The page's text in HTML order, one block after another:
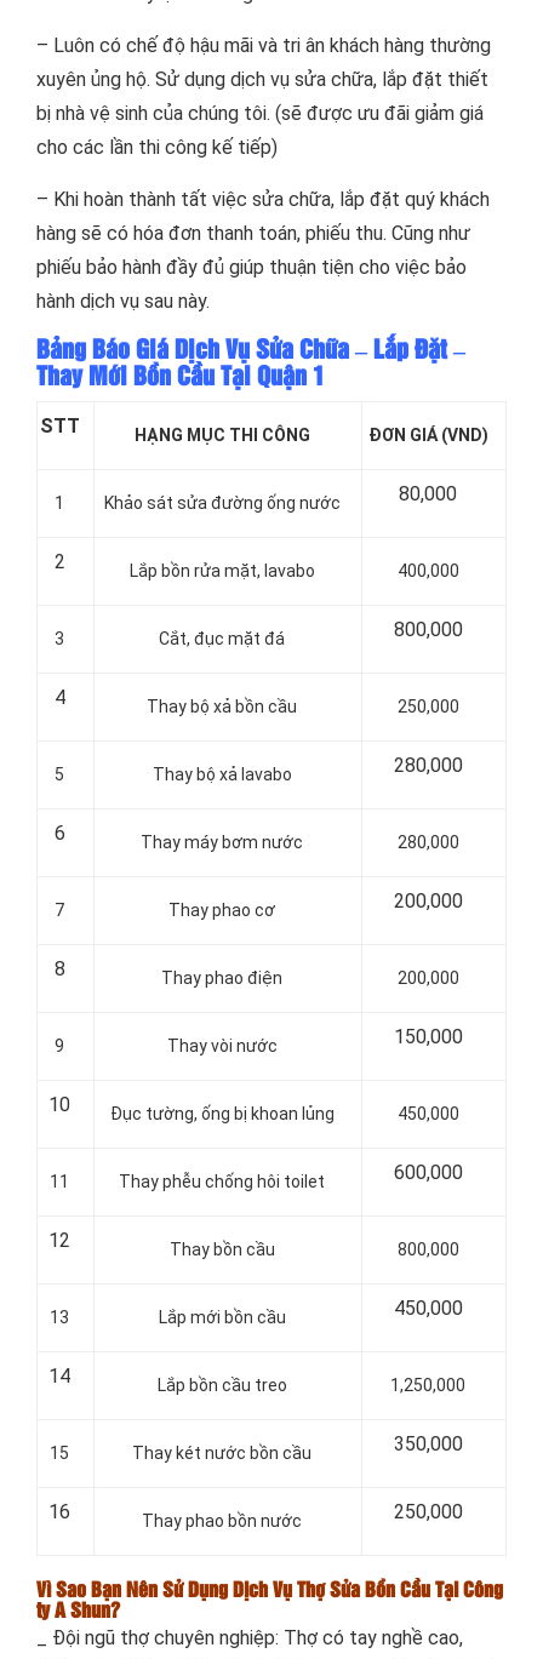
– Luôn có chế độ hậu mãi và tri ân khách hàng thường
xuyên ủng hộ. Sử dụng dịch vụ sửa chữa, lắp đặt thiết
bị nhà vệ sinh của chúng tôi. (sẽ được ưu đãi giảm giá
cho các lần thi công kế tiếp)
– Khi hoàn thành tất việc sửa chữa, lắp đặt quý khách
hàng sẽ có hóa đơn thanh toán, phiếu thu. Cũng như
phiếu bảo hành đầy đủ giúp thuận tiện cho việc bảo
hành dịch vụ sau này.
Bảng Báo Giá Dịch Vụ Sửa Chữa – Lắp Đặt –
Thay Mới Bồn Cầu Tại Quận 1
STT HẠNG MỤC THI CÔNG ĐƠN GIÁ (VND)
1 Khảo sát sửa đường ống nước 80,000
2 Lắp bồn rửa mặt, lavabo 400,000
3 Cắt, đục mặt đá 800,000
4 Thay bộ xả bồn cầu 250,000
5 Thay bộ xả lavabo 280,000
6 Thay máy bơm nước 280,000
7 Thay phao cơ 200,000
8 Thay phao điện 200,000
9 Thay vòi nước 150,000
10 Đục tường, ống bị khoan lủng 450,000
11 Thay phễu chống hôi toilet 600,000
12 Thay bồn cầu 800,000
13 Lắp mới bồn cầu 450,000
14 Lắp bồn cầu treo 1,250,000
15 Thay két nước bồn cầu 350,000
16 Thay phao bồn nước 250,000
Vì Sao Bạn Nên Sử Dụng Dịch Vụ Thợ Sửa Bồn Cầu Tại Công
ty A Shun?
_ Đội ngũ thợ chuyên nghiệp: Thợ có tay nghề cao,